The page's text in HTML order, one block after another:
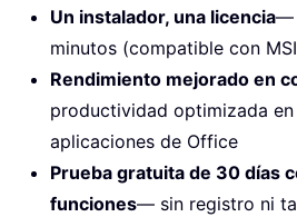
Un instalador, una licencia—
minutos (compatible con
Rendimiento mejorado en
productividad optimizada
aplicaciones de Office
Prueba gratuita de 30 días
funciones— sin registro ni